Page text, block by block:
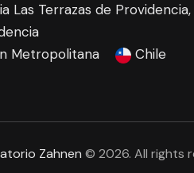
Las Terrazas de Providencia,
Metropolitana
Chile
Zahnen © 2026. All rights